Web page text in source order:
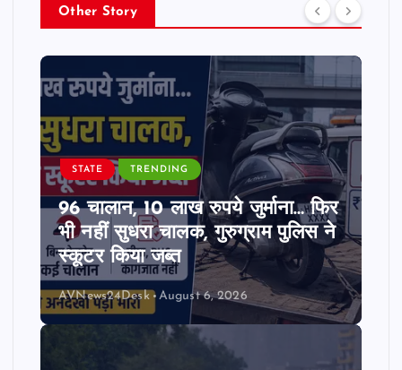
Other Story
STATE TRENDING
96 चालान, 10 लाख रुपये जुर्माना… फिर
भी नहीं सुधरा चालक, गुरुग्राम पुलिस ने
स्कूटर किया जब्त
AVNews24Desk August 6, 2026